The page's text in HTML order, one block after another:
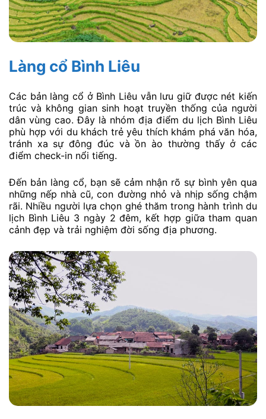
Làng cổ Bình Liêu
Các bản làng cổ ở Bình Liêu vẫn lưu giữ được nét kiến
trúc và không gian sinh hoạt truyền thống của người
dân vùng cao. Đây là nhóm địa điểm du lịch Bình Liêu
phù hợp với du khách trẻ yêu thích khám phá văn hóa,
tránh xa sự đông đúc và ồn ào thường thấy ở các
điểm check-in nổi tiếng.
Đến bản làng cổ, bạn sẽ cảm nhận rõ sự bình yên qua
những nếp nhà cũ, con đường nhỏ và nhịp sống chậm
rãi. Nhiều người lựa chọn ghé thăm trong hành trình du
lịch Bình Liêu 3 ngày 2 đêm, kết hợp giữa tham quan
cảnh đẹp và trải nghiệm đời sống địa phương.